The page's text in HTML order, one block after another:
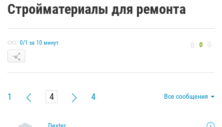
Стройматериалы для ремонта
0/1 за 10 минут 0
1 4 Все сообщения
Dexter